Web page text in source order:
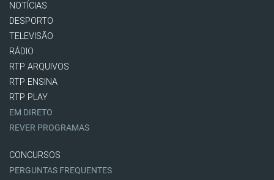
NOTÍCIAS
DESPORTO
TELEVISÃO
RÁDIO
RTP ARQUIVOS
RTP ENSINA
RTP PLAY
EM DIRETO
REVER PROGRAMAS
CONCURSOS
PERGUNTAS FREQUENTES